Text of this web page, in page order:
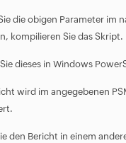
die obigen Parameter im
kompilieren Sie das Skript.
dieses in Windows
wird im angegebenen
den Bericht in einem